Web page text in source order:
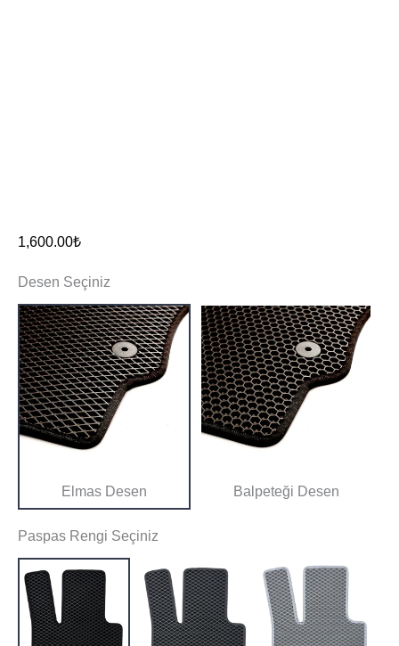
1,600.00₺
Desen Seçiniz
Elmas Desen Balpeteği Desen
Paspas Rengi Seçiniz